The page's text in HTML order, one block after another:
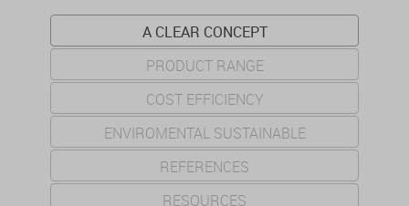
A CLEAR CONCEPT
PRODUCT RANGE
COST EFFICIENCY
ENVIROMENTAL SUSTAINABLE
REFERENCES
RESOURCES